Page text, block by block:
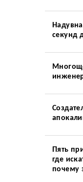
секунд
Пять
где
почему